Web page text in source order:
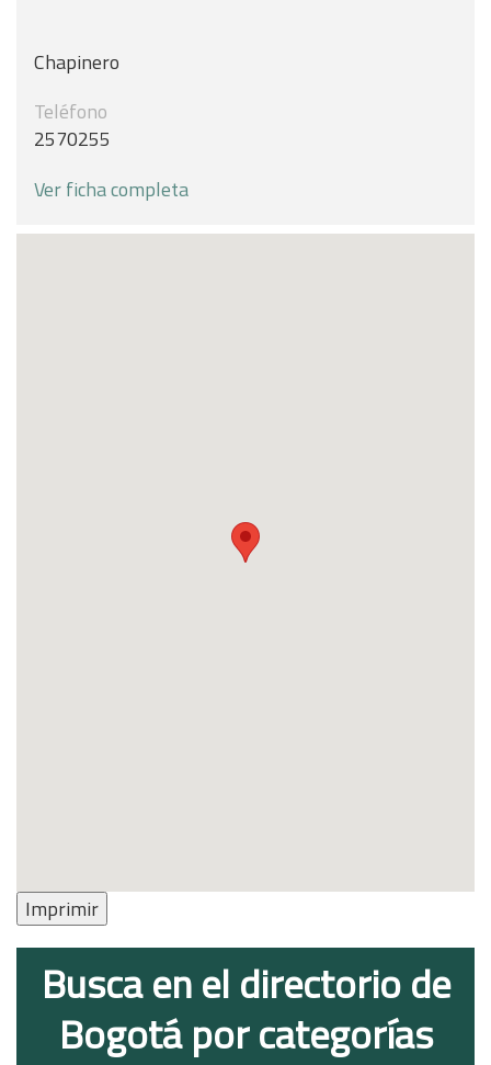
Chapinero
Teléfono
2570255
Ver ficha completa
Imprimir
Busca en el directorio de
Bogotá por categorías